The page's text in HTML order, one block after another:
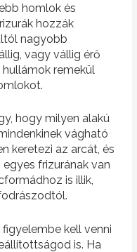
homlok és
hozzák
nagyobb
vagy vállig érő
remekül
hogy milyen alakú
vágható
keretezi az arcát, és
frizurának van
is illik,
kell venni
is. Ha